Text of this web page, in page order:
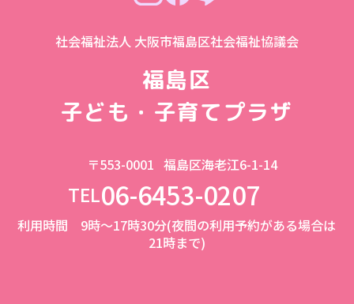
社会福祉法人 大阪市福島区社会福祉協議会
福島区
子ども・子育てプラザ
〒553-0001 福島区海老江6-1-14
TEL06-6453-0207
利用時間 9時～17時30分(夜間の利用予約がある場合は
21時まで)